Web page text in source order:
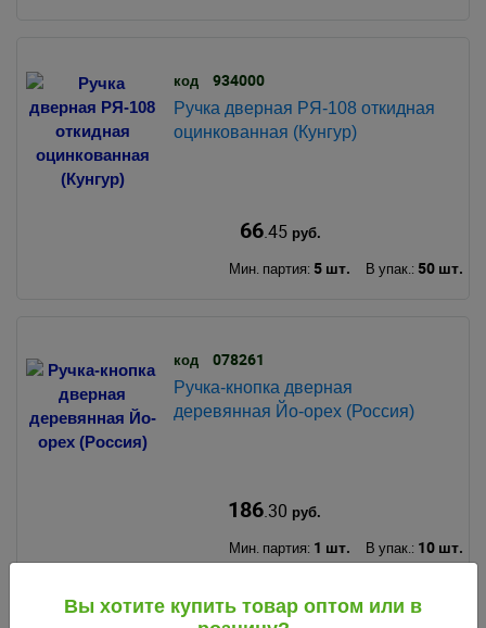
код 934000
Ручка дверная РЯ-108 откидная
оцинкованная (Кунгур)
66.45руб.
Мин. партия: 5 шт. В упак.: 50 шт.
код 078261
Ручка-кнопка дверная
деревянная Йо-орех (Россия)
186.30 руб.
Мин. партия: 1 шт. В упак.: 10 шт.
Вы хотите купить товар оптом или в